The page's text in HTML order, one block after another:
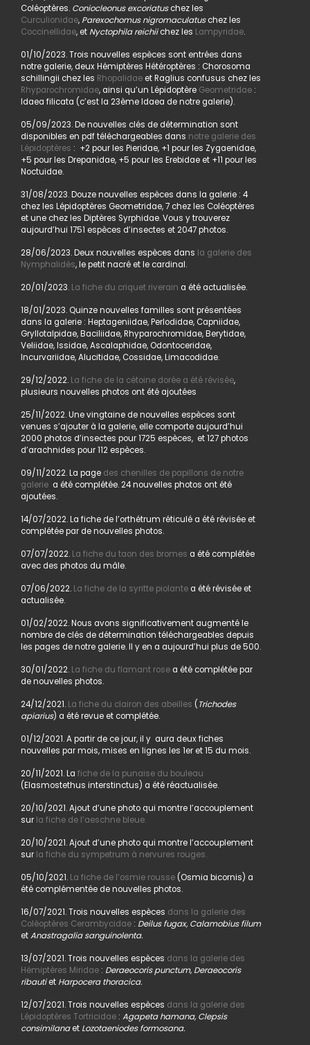
Coléoptères. Coniocleonus excoriatuschez les
Curculionidae, Parexochomus nigromaculatuschez les
Coccinellidae, et Nyctophila reichiichez les Lampyridae.
01/10/2023. Trois nouvelles espèces sont entrées dans
notre galerie, deux Hémiptères Hétéroptères : Chorosoma
schillingii chez les Rhopalidaeet Raglius confusus chez les
Rhyparochromidae, ainsi qu’un Lépidoptère Geometridae:
Idaea filicata (c’est la 23ème Idaea de notre galerie).
05/09/2023. De nouvelles clés de détermination sont
disponibles en pdf téléchargeables dans notre galerie des
Lépidoptères : +2 pour les Pieridae, +1 pour les Zygaenidae,
+5 pour les Drepanidae, +5 pour les Erebidae et +11 pour les
Noctuidae.
31/08/2023. Douze nouvelles espèces dans la galerie : 4
chez les Lépidoptères Geometridae, 7 chez les Coléoptères
et une chez les Diptères Syrphidae. Vous y trouverez
aujourd’hui 1751 espèces d’insectes et 2047 photos.
28/06/2023. Deux nouvelles espèces dans la galerie des
Nymphalidés, le petit nacré et le cardinal.
20/01/2023. La fiche du criquet riverain a été actualisée.
18/01/2023. Quinze nouvelles familles sont présentées
dans la galerie : Heptageniidae, Perlodidae, Capniidae,
Gryllotalpidae, Baciliidae, Rhyparochromidae, Berytidae,
Veliidae, Issidae, Ascalaphidae, Odontoceridae,
Incurvariidae, Alucitidae, Cossidae, Limacodidae.
29/12/2022. La fiche de la cétoine dorée a été révisée,
plusieurs nouvelles photos ont été ajoutées
25/11/2022. Une vingtaine de nouvelles espèces sont
venues s’ajouter à la galerie, elle comporte aujourd’hui
2000 photos d’insectes pour 1725 espèces, et 127 photos
d’arachnides pour 112 espèces.
09/11/2022. La page des chenilles de papillons de notre
galerie a été complétée. 24 nouvelles photos ont été
ajoutées.
14/07/2022. La fiche de l’orthétrum réticulé a été révisée et
complétée par de nouvelles photos.
07/07/2022. La fiche du taon des bromes a été complétée
avec des photos du mâle.
07/06/2022. La fiche de la syritte piolantea été révisée et
actualisée.
01/02/2022. Nous avons significativement augmenté le
nombre de clés de détermination téléchargeables depuis
les pages de notre galerie. Il y en a aujourd’hui plus de 500.
30/01/2022. La fiche du flamant rosea été complétée par
de nouvelles photos.
24/12/2021. La fiche du clairon des abeilles ( Trichodes
apiarius) a été revue et complétée.
01/12/2021. A partir de ce jour, il y aura deux fiches
nouvelles par mois, mises en lignes les 1er et 15 du mois.
20/11/2021. La fiche de la punaise du bouleau
(Elasmostethus interstinctus) a été réactualisée.
20/10/2021. Ajout d’une photo qui montre l’accouplement
sur la fiche de l’aeschne bleue.
20/10/2021. Ajout d’une photo qui montre l’accouplement
sur la fiche du sympetrum à nervures rouges.
05/10/2021. La fiche de l’osmie rousse(Osmia bicornis) a
été complémentée de nouvelles photos.
16/07/2021. Trois nouvelles espèces dans la galerie des
Coléoptères Cerambycidae: Deilus fugax, Calamobius filum
etAnastragalia sanguinolenta.
13/07/2021. Trois nouvelles espèces dans la galerie des
Hémiptères Miridae: Deraeocoris punctum, Deraeocoris
ribautiet Harpocera thoracica.
12/07/2021. Trois nouvelles espèces dans la galerie des
Lépidoptères Tortricidae: Agapeta hamana, Clepsis
consimilanaet Lozotaeniodes formosana.